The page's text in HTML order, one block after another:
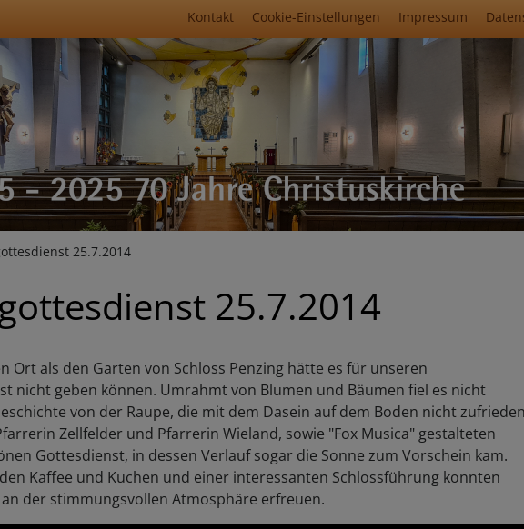
Fußbereichsmenü
Kontakt Cookie-Einstellungen Impressum
25.7.2014
25.7.2014
Ort als den Garten von Schloss Penzing hätte es für unseren
nicht geben können. Umrahmt von Blumen und Bäumen fiel es nicht
von der Raupe, die mit dem Dasein auf dem Boden nicht
Zellfelder und Pfarrerin Wieland, sowie "Fox Musica" gestalteten
Gottesdienst, in dessen Verlauf sogar die Sonne zum Vorschein kam.
Kaffee und Kuchen und einer interessanten Schlossführung konnten
der stimmungsvollen Atmosphäre erfreuen.